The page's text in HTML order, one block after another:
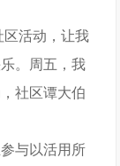
区活动，让我
。周五，我
社区谭大伯
与以活用所